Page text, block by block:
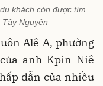
khách còn được tìm
Nguyên
Alê A, phường
anh Kpin Niê
dẫn của nhiều